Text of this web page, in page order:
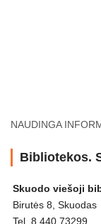
NAUDINGA
Bibliotekos.
Skuodo viešoji
Birutės 8, Skuodas
Tel. 8 440 73299